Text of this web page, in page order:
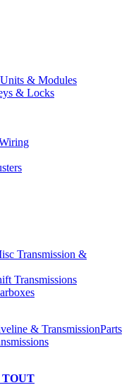
& Modules
& Locks
Transmission &
Transmissions
& TransmissionParts